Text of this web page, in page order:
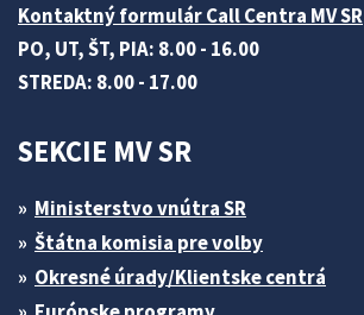
Kontaktný formulár Call Centra MV SR
PO, UT, ŠT, PIA: 8.00 - 16.00
STREDA: 8.00 - 17.00
SEKCIE MV SR
Ministerstvo vnútra SR
Štátna komisia pre volby
Okresné úrady/Klientske centrá